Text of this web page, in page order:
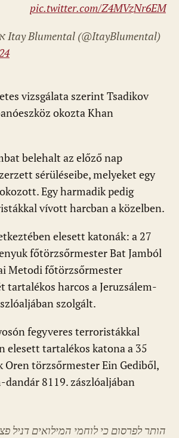
pic.twitter.com/Z4MVzNr6EM
Itay Blumental (@ItayBlumental)
vizsgálata szerint Tsadikov
okozta Khan
belehalt az előző nap
sérüléseibe, melyeket egy
Egy harmadik pedig
vívott harcban a közelben.
elesett katonák: a 27
főtörzsőrmester Bat Jamból
Metodi főtörzsőrmester
tartalékos harcos a Jeruzsálem-
szolgált.
fegyveres terroristákkal
elesett tartalékos katona a 35
Oren törzsőrmester Ein Gediből,
dandár 8119. zászlóaljában